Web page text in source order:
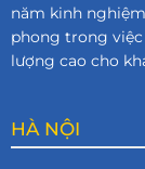
năm kinh
phong trong
lượng cao cho
HÀ NỘI